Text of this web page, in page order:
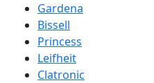
Gardena
Bissell
Princess
Leifheit
Clatronic